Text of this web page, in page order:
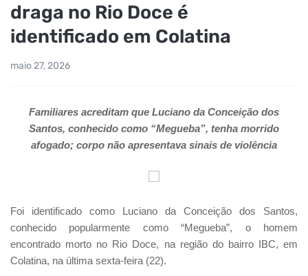
draga no Rio Doce é
identificado em Colatina
maio 27, 2026
Familiares acreditam que Luciano da Conceição dos
Santos, conhecido como “Megueba”, tenha morrido
afogado; corpo não apresentava sinais de violência
Foi identificado como Luciano da Conceição dos Santos,
conhecido popularmente como “Megueba”, o homem
encontrado morto no Rio Doce, na região do bairro IBC, em
Colatina, na última sexta-feira (22).